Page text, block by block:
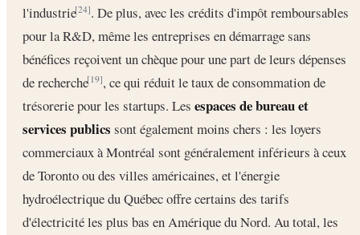
l'industrie[24]. De plus, avec les crédits d'impôt remboursables
pour la R&D, même les entreprises en démarrage sans
bénéfices reçoivent un chèque pour une part de leurs dépenses
de recherche[19], ce qui réduit le taux de consommation de
trésorerie pour les startups. Les espaces de bureau et
services publics sont également moins chers : les loyers
commerciaux à Montréal sont généralement inférieurs à ceux
de Toronto ou des villes américaines, et l'énergie
hydroélectrique du Québec offre certains des tarifs
d'électricité les plus bas en Amérique du Nord. Au total, les